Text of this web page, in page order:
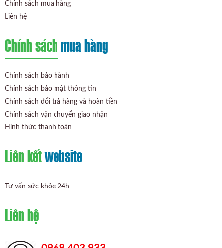
Chính sách mua hàng
Liên hệ
Chính sáchmua hàng
Chính sách bảo hành
Chính sách bảo mật thông tin
Chính sách đổi trả hàng và hoàn tiền
Chính sách vận chuyển giao nhận
Hình thức thanh toán
Liên kếtwebsite
Tư vấn sức khỏe 24h
Liên hệ